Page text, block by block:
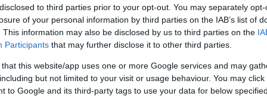
to third parties prior to your opt-out. You may separately
of your personal information by third parties on the IAB’s list of
This information may also be disclosed by us to third parties on the
Participants that may further disclose it to other third parties.
that this website/app uses one or more Google services and may
but not limited to your visit or usage behaviour. You may
to Google and its third-party tags to use your data for below
az olasz csapatnál, illetve ha Leclerc
miatt újra felerősödne. A
függ, ám a név a sajtóértesülésekben már